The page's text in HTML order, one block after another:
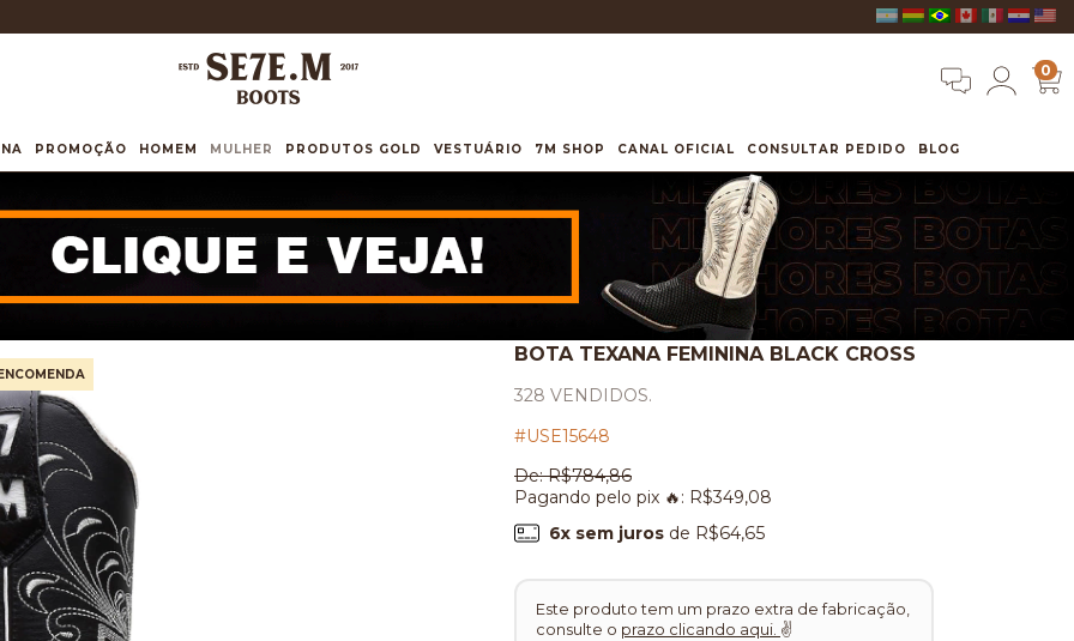
0
PROMOÇÃO HOMEM MULHER PRODUTOS GOLD VESTUÁRIO 7M SHOP CANAL OFICIAL CONSULTAR PEDIDO BLOG
BOTA TEXANA FEMININA BLACK CROSS
328 VENDIDOS.
#USE15648
De:R$784,86
Pagando pelo pix 🔥: R$349,08
6x sem jurosde R$64,65
Este produto tem um prazo extra de fabricação,
consulte o prazo clicando aqui. ✌